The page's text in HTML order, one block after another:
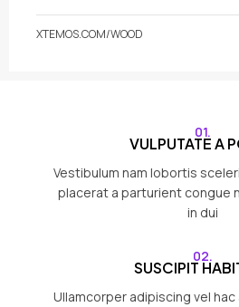
XTEMOS.COM/WOOD
01.
VULPUTATE A
Vestibulum nam lobortis
placerat a parturient congue
in dui
02.
SUSCIPIT
Ullamcorper adipiscing vel